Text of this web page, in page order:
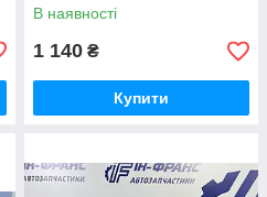
В наявності
1 140 ₴
Купити